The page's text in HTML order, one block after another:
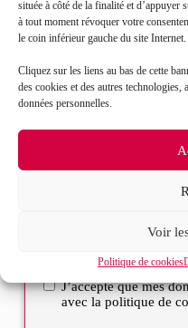
située à côté de la finalité et d’appuyer
à tout moment révoquer votre
le coin inférieur gauche du site Internet.
Cliquez sur les liens au bas de cette
des cookies et des autres technologies,
données personnelles.
Voir
Politique de cookies
Sélectionnez votre
Message*
RGPDJ’accepte que mes
avec la politique de